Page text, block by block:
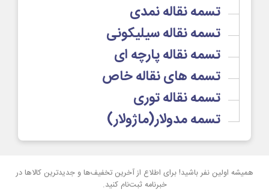
تسمه نقاله نمدی
تسمه نقاله سیلیکونی
تسمه نقاله پارچه ای
تسمه های نقاله خاص
تسمه نقاله توری
تسمه مدولار(ماژولار)
همیشه اولین نفر باشید! برای اطلاع از آخرین تخفیف‌ها و جدیدترین کالاها در
خبرنامه ثبت‌نام کنید.